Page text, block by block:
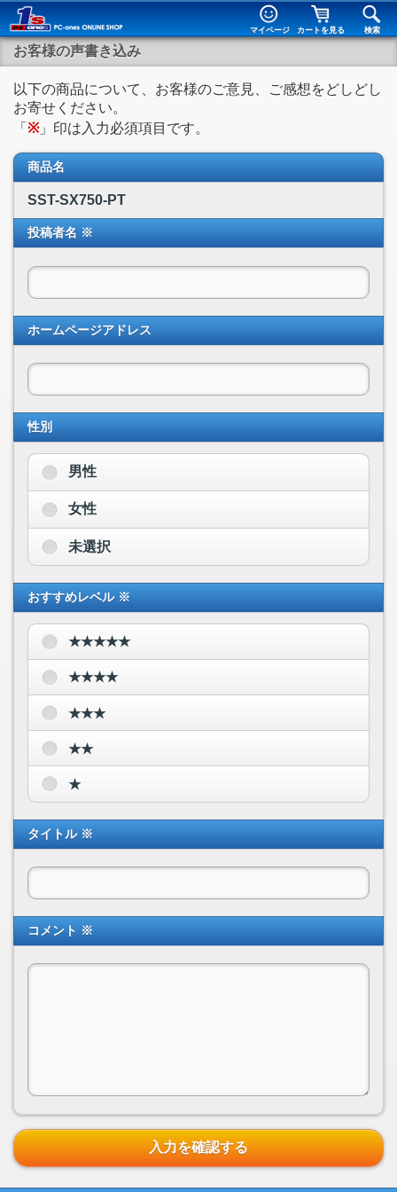
マイページ カートを見る 検索
お客様の声書き込み
以下の商品について、お客様のご意見、ご感想をどしどし
お寄せください。
「 ※」印は入力必須項目です。
商品名
SST-SX750-PT
投稿者名 ※
ホームページアドレス
性別
男性
女性
未選択
おすすめレベル ※
★★★★★
★★★★
★★★
★★
★
タイトル ※
コメント ※
入力を確認する